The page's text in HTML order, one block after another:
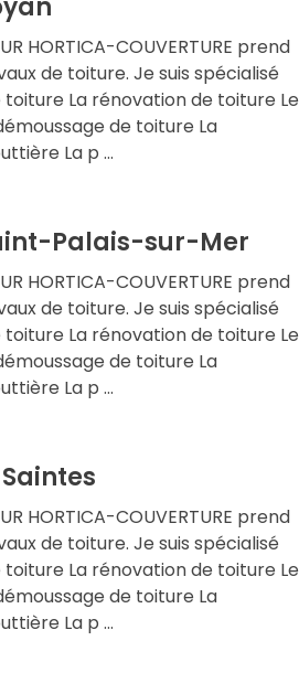
HORTICA-COUVERTURE prend
de toiture. Je suis spécialisé
toiture La rénovation de toiture Le
de toiture La
La p ...
Palais-sur-Mer
HORTICA-COUVERTURE prend
de toiture. Je suis spécialisé
toiture La rénovation de toiture Le
de toiture La
La p ...
HORTICA-COUVERTURE prend
de toiture. Je suis spécialisé
toiture La rénovation de toiture Le
de toiture La
La p ...